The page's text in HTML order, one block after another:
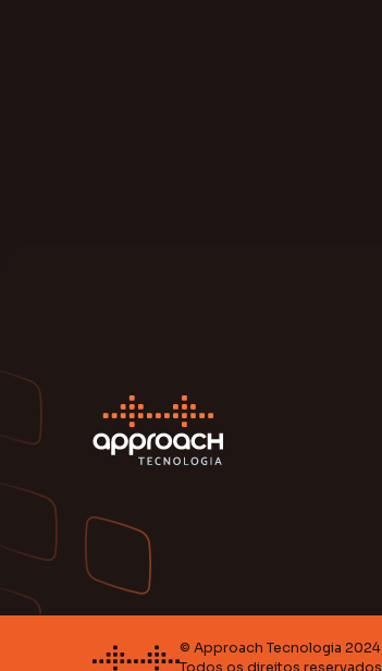
© Approach Tecnologia 2024